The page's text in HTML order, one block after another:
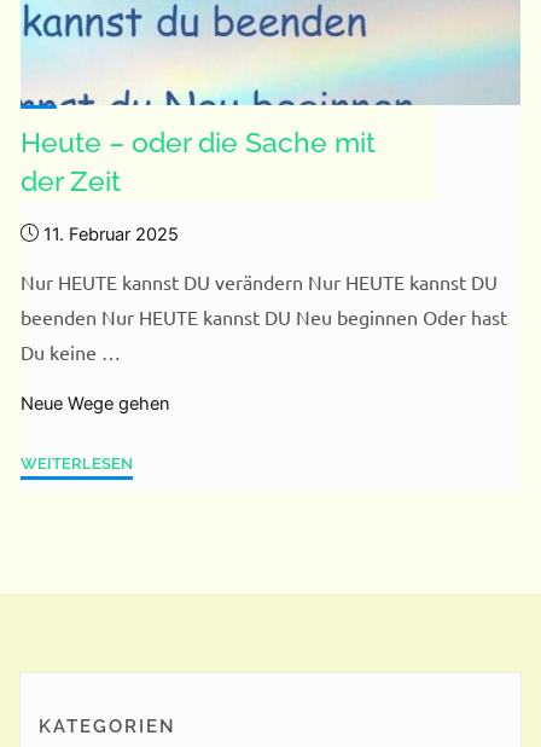
Heute – oder die Sache mit
der Zeit
11. Februar 2025
Nur HEUTE kannst DU verändern Nur HEUTE kannst DU
beenden Nur HEUTE kannst DU Neu beginnen Oder hast
Du keine …
Neue Wege gehen
WEITERLESEN"Heute
Sache
KATEGORIEN